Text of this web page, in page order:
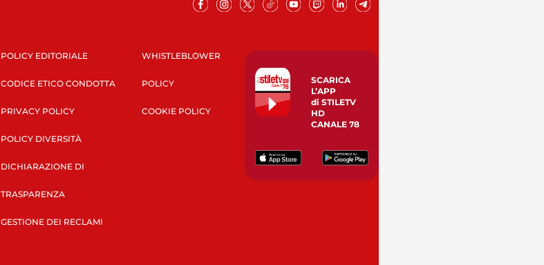
POLICY EDITORIALE
CODICE ETICO CONDOTTA
PRIVACY POLICY
POLICY DIVERSITÀ
DICHIARAZIONE DI
TRASPARENZA
GESTIONE DEI RECLAMI
WHISTLEBLOWER
POLICY
COOKIE POLICY
SCARICA
L’APP
di STILETV
HD
CANALE 78